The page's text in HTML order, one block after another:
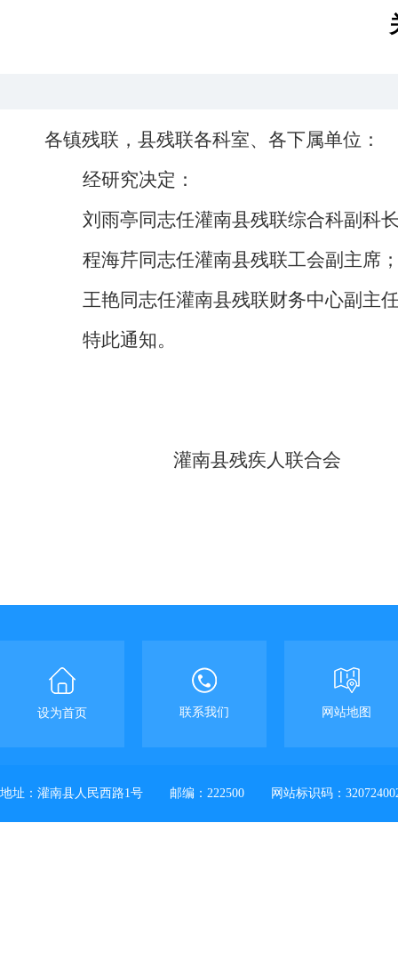
各镇残联 ， 县残联各科室、各下属单位：
经研究决定：
刘雨亭同志任灌南县残联综合科副科
程海芹同志任灌南县残联工会副主席
王艳同志任灌南县残联财务中心副主
特此通知。
灌南县残疾人联合会
设为首页 联系我们 网站地图
地址：灌南县人民西路1号 邮编：222500 网站标识码：